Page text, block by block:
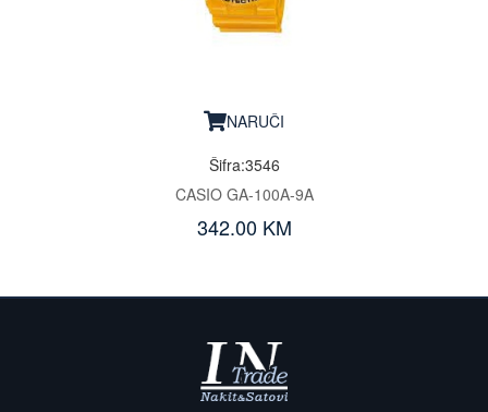
NARUČI
Šifra:3546
CASIO GA-100A-9A
342.00 KM